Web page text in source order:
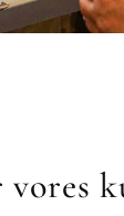
vores